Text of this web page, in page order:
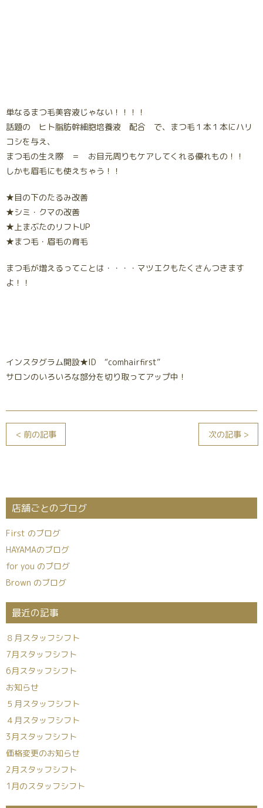
単なるまつ毛美容液じゃない！！！！
話題の ヒト脂肪幹細胞培養液 配合 で、まつ毛１本１本にハリ
コシを与え、
まつ毛の生え際 ＝ お目元周りもケアしてくれる優れもの！！
しかも眉毛にも使えちゃう！！
★目の下のたるみ改善
★シミ・クマの改善
★上まぶたのリフトUP
★まつ毛・眉毛の育毛
まつ毛が増えるってことは・・・・マツエクもたくさんつきます
よ！！
インスタグラム開設★ID “comhairfirst”
サロンのいろいろな部分を切り取ってアップ中！
< 前の記事 次の記事 >
店舗ごとのブログ
First のブログ
HAYAMAのブログ
for you のブログ
Brown のブログ
最近の記事
８月スタッフシフト
7月スタッフシフト
6月スタッフシフト
お知らせ
５月スタッフシフト
４月スタッフシフト
3月スタッフシフト
価格変更のお知らせ
2月スタッフシフト
1月のスタッフシフト